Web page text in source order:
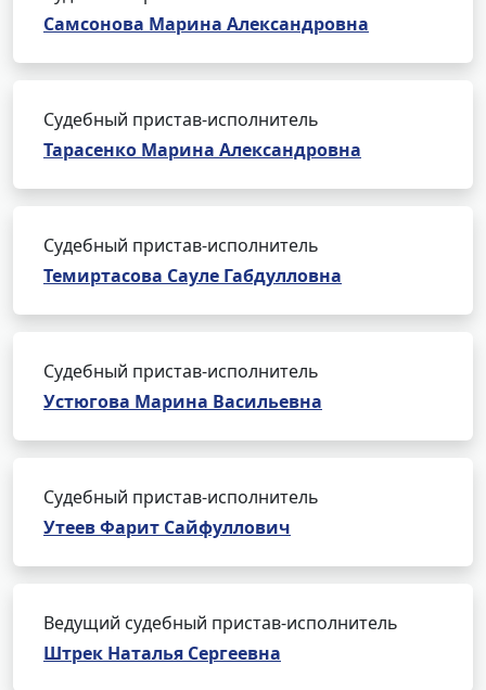
Самсонова Марина Александровна
Судебный пристав-исполнитель
Тарасенко Марина Александровна
Судебный пристав-исполнитель
Темиртасова Сауле Габдулловна
Судебный пристав-исполнитель
Устюгова Марина Васильевна
Судебный пристав-исполнитель
Утеев Фарит Сайфуллович
Ведущий судебный пристав-исполнитель
Штрек Наталья Сергеевна